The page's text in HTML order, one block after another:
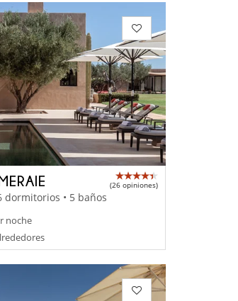
(26 opiniones)
dormitorios • 5 baños
noche